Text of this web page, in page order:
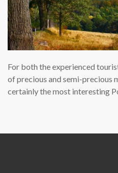
For both the experienced
of precious and semi-precious
certainly the most interesting